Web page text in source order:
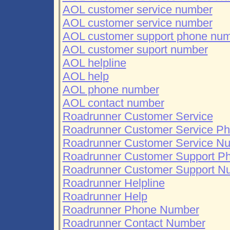
AOL customer service number
AOL customer service number
AOL customer support phone
AOL customer suport number
AOL helpline
AOL help
AOL phone number
AOL contact number
Roadrunner Customer Service
Roadrunner Customer Service
Roadrunner Customer Service
Roadrunner Customer Support
Roadrunner Customer Support
Roadrunner Helpline
Roadrunner Help
Roadrunner Phone Number
Roadrunner Contact Number